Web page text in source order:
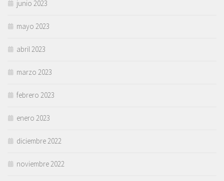
junio 2023
mayo 2023
abril 2023
marzo 2023
febrero 2023
enero 2023
diciembre 2022
noviembre 2022